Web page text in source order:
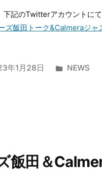
記のTwitterアカウントに
ズ飯田トーク&Calmeraジ
年1月28日
カ
NEWS
飯田＆